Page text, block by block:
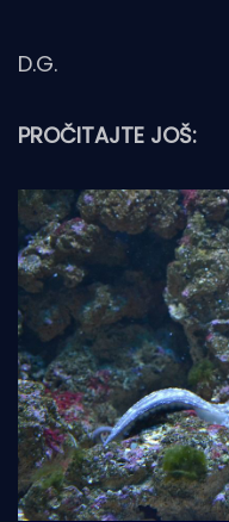
D.G.
PROČITAJTE JOŠ: